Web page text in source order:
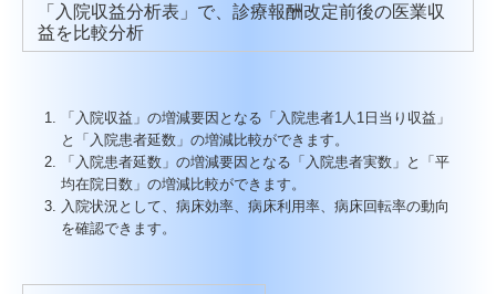
「入院収益分析表」で、診療報酬改定前後の医業収
益を比較分析
「入院収益」の増減要因となる「入院患者1人1日当り収益」
と「入院患者延数」の増減比較ができます。
「入院患者延数」の増減要因となる「入院患者実数」と「平
均在院日数」の増減比較ができます。
入院状況として、病床効率、病床利用率、病床回転率の動向
を確認できます。